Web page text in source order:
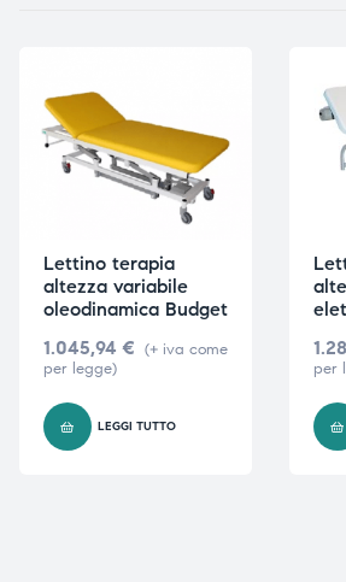
Lettino terapia
altezza variabile
oleodinamica Budget
1.045,94 € (+ iva come
per legge)
LEGGI TUTTO
per